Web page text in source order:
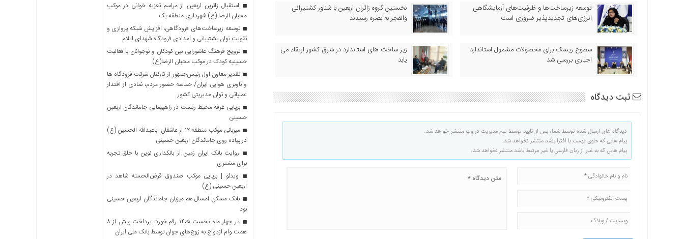
توسعه زیرساخت‌ها و ظرفیت‌های آزمایشگاهی
انرژی‌های تجدیدپذیر ضروری است
نخستین گروه زائران اربعین با شناور کشتیرانی
والفجر به بصره رسیدند
سطوح ریسک برای محصولات مشمول استاندارد
اجباری بررسی شد
زیر ساخت های استاندارد در شرق کشور ارتقاء می
یابد
ثبت دیدگاه
دیدگاه های ارسال شده توسط شما، پس از تایید توسط تیم مدیریت در وب منتشر خواهد شد.
پیام هایی که حاوی تهمت یا افترا باشد منتشر نخواهد شد.
پیام هایی که به غیر از زبان فارسی یا غیر مرتبط باشد منتشر نخواهد شد.
استقبال زائرین اربعین از مراسم تعزیه خوانی در موکب
محبان الرضا (ع) شهرداری منطقه یک
توسعه زیرساخت‌های فرودگاهی، افزایش شبکه پروازی و
تقویت توان پشتیبانی و امدادی فرودگاه شهدای ایلام
ترویج فرهنگ عاشورایی بین کودکان و نوجوانان با فعالیت
حسینیه کودک در موکب محبان الرضا(ع)
تقدیر معاون اول رئیس‌جمهور از کارکنان شرکت فرودگاه ها
و ناوبری هوایی ایران/ حماسه حضور مردم، نمادی از اقتدار
عملیاتی و توان مدیریتی کشور
برپایی غرفه محیط زیست در راهپیمایی جاماندگان اربعین
حسینی
میزبانی موکب منطقه ۱۲ از عاشقان اباعبدالله الحسین (ع)
در پیاده روی جاماندگان اربعین حسینی
روایت بانک ایران زمین از بانکداری نوین با خلق تجربه
برای مشتری
ویدئو | برپایی موکب صندوق قرض‌الحسنه شاهد در
اربعین حسینی (ع)
بانک مسکن امسال هم میزبان جاماندگان اربعین حسینی
بود
در چهار ماه نخست ۱۴۰۵ رقم خورد؛ پرداخت بیش از ۸
همت وام ازدواج به زوج‌های جوان توسط بانک ملی ایران